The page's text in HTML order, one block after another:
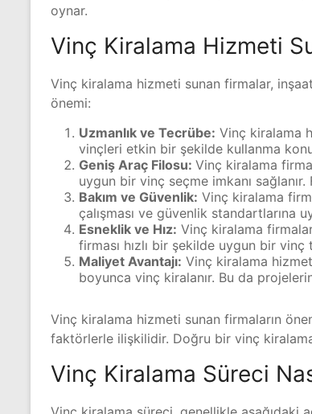
oynar.
Vinç Kiralama Hizmeti
Vinç kiralama hizmeti sunan firmalar,
önemi:
Uzmanlık ve Tecrübe: Vinç kiralama
vinçleri etkin bir şekilde kullanma
Geniş Araç Filosu: Vinç kiralama
uygun bir vinç seçme imkanı
Bakım ve Güvenlik: Vinç kiralama
çalışması ve güvenlik standartlarına
Esneklik ve Hız: Vinç kiralama
firması hızlı bir şekilde uygun bir
Maliyet Avantajı: Vinç kiralama
boyunca vinç kiralanır. Bu da
Vinç kiralama hizmeti sunan firmaların
faktörlerle ilişkilidir. Doğru bir vinç kiralama
Vinç Kiralama Süreci